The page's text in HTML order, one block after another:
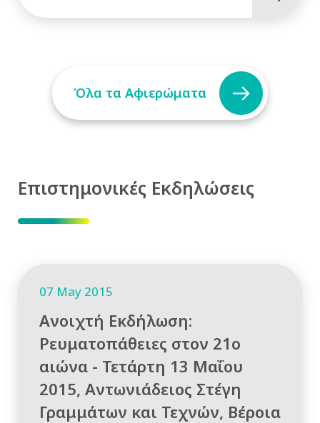
Όλα τα Αφιερώματα
Επιστημονικές Εκδηλώσεις
07 May 2015
Ανοιχτή Εκδήλωση:
Ρευματοπάθειες στον 21ο
αιώνα - Τετάρτη 13 Μαΐου
2015, Αντωνιάδειος Στέγη
Γραμμάτων και Τεχνών, Βέροια